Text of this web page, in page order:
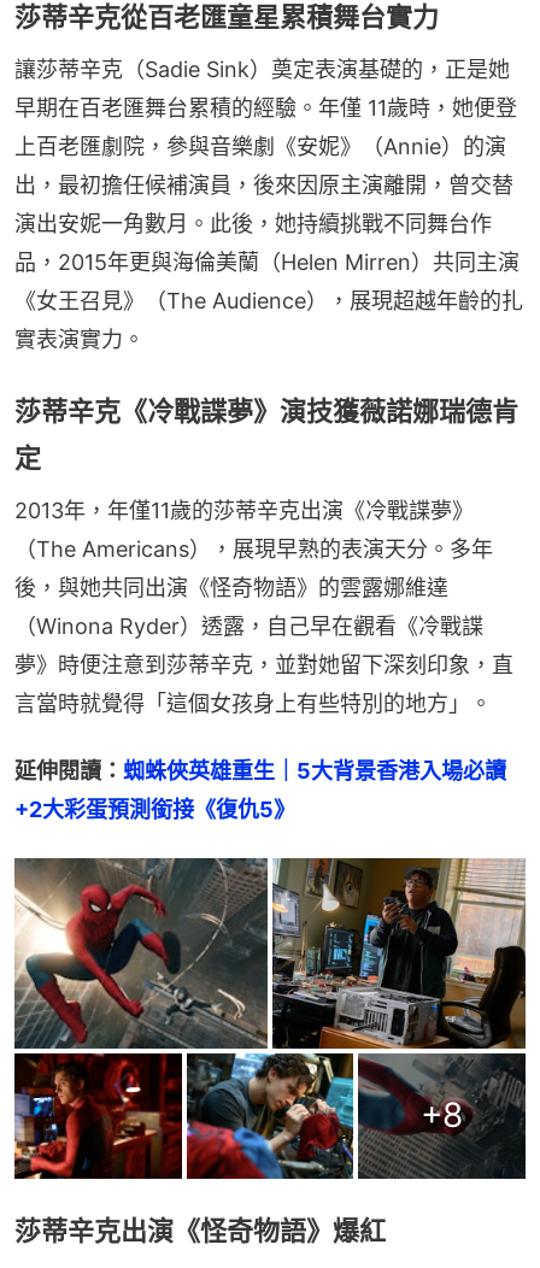
莎蒂辛克從百老匯童星累積舞台實力
讓莎蒂辛克（Sadie Sink）奠定表演基礎的，正是她
早期在百老匯舞台累積的經驗。年僅 11歲時，她便登
上百老匯劇院，參與音樂劇《安妮》（Annie）的演
出，最初擔任候補演員，後來因原主演離開，曾交替
演出安妮一角數月。此後，她持續挑戰不同舞台作
品，2015年更與海倫美蘭（Helen Mirren）共同主演
《女王召見》（The Audience），展現超越年齡的扎
實表演實力。
莎蒂辛克《冷戰諜夢》演技獲薇諾娜瑞德肯
定
2013年，年僅11歲的莎蒂辛克出演《冷戰諜夢》
（The Americans），展現早熟的表演天分。多年
後，與她共同出演《怪奇物語》的雲露娜維達
（Winona Ryder）透露，自己早在觀看《冷戰諜
夢》時便注意到莎蒂辛克，並對她留下深刻印象，直
言當時就覺得「這個女孩身上有些特別的地方」。
延伸閱讀： 蜘蛛俠英雄重生｜5大背景香港入場必讀
+2大彩蛋預測銜接《復仇5》
+8
莎蒂辛克出演《怪奇物語》爆紅